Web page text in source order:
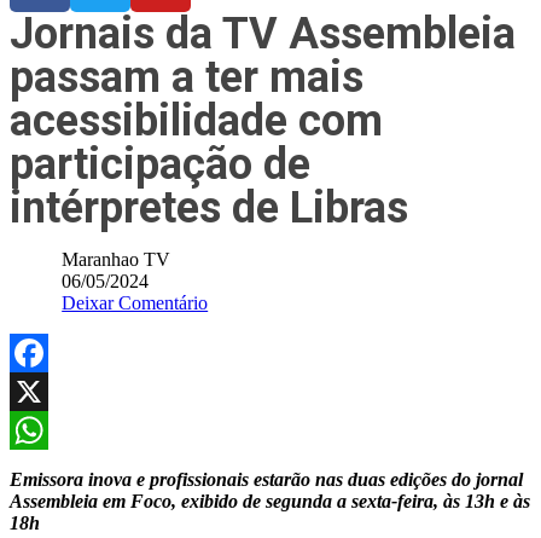
Jornais da TV Assembleia
passam a ter mais
acessibilidade com
participação de
intérpretes de Libras
Maranhao TV
06/05/2024
Deixar Comentário
Facebook
X
WhatsApp
Emissora inova e profissionais estarão nas duas edições do jornal
Assembleia em Foco, exibido de segunda a sexta-feira, às 13h e às
18h